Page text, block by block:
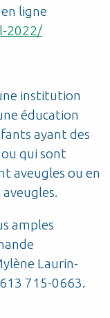
ligne
2022/
institution
éducation
ayant des
ou qui sont
aveugles ou en
amples
Laurin-
715-0663.